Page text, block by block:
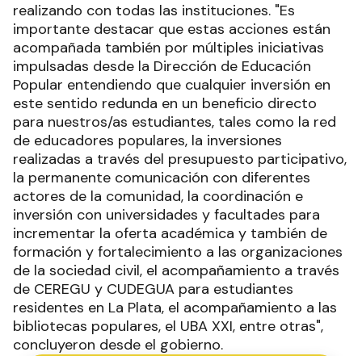
realizando con todas las instituciones. "Es
importante destacar que estas acciones están
acompañada también por múltiples iniciativas
impulsadas desde la Dirección de Educación
Popular entendiendo que cualquier inversión en
este sentido redunda en un beneficio directo
para nuestros/as estudiantes, tales como la red
de educadores populares, la inversiones
realizadas a través del presupuesto participativo,
la permanente comunicación con diferentes
actores de la comunidad, la coordinación e
inversión con universidades y facultades para
incrementar la oferta académica y también de
formación y fortalecimiento a las organizaciones
de la sociedad civil, el acompañamiento a través
de CEREGU y CUDEGUA para estudiantes
residentes en La Plata, el acompañamiento a las
bibliotecas populares, el UBA XXI, entre otras",
concluyeron desde el gobierno.